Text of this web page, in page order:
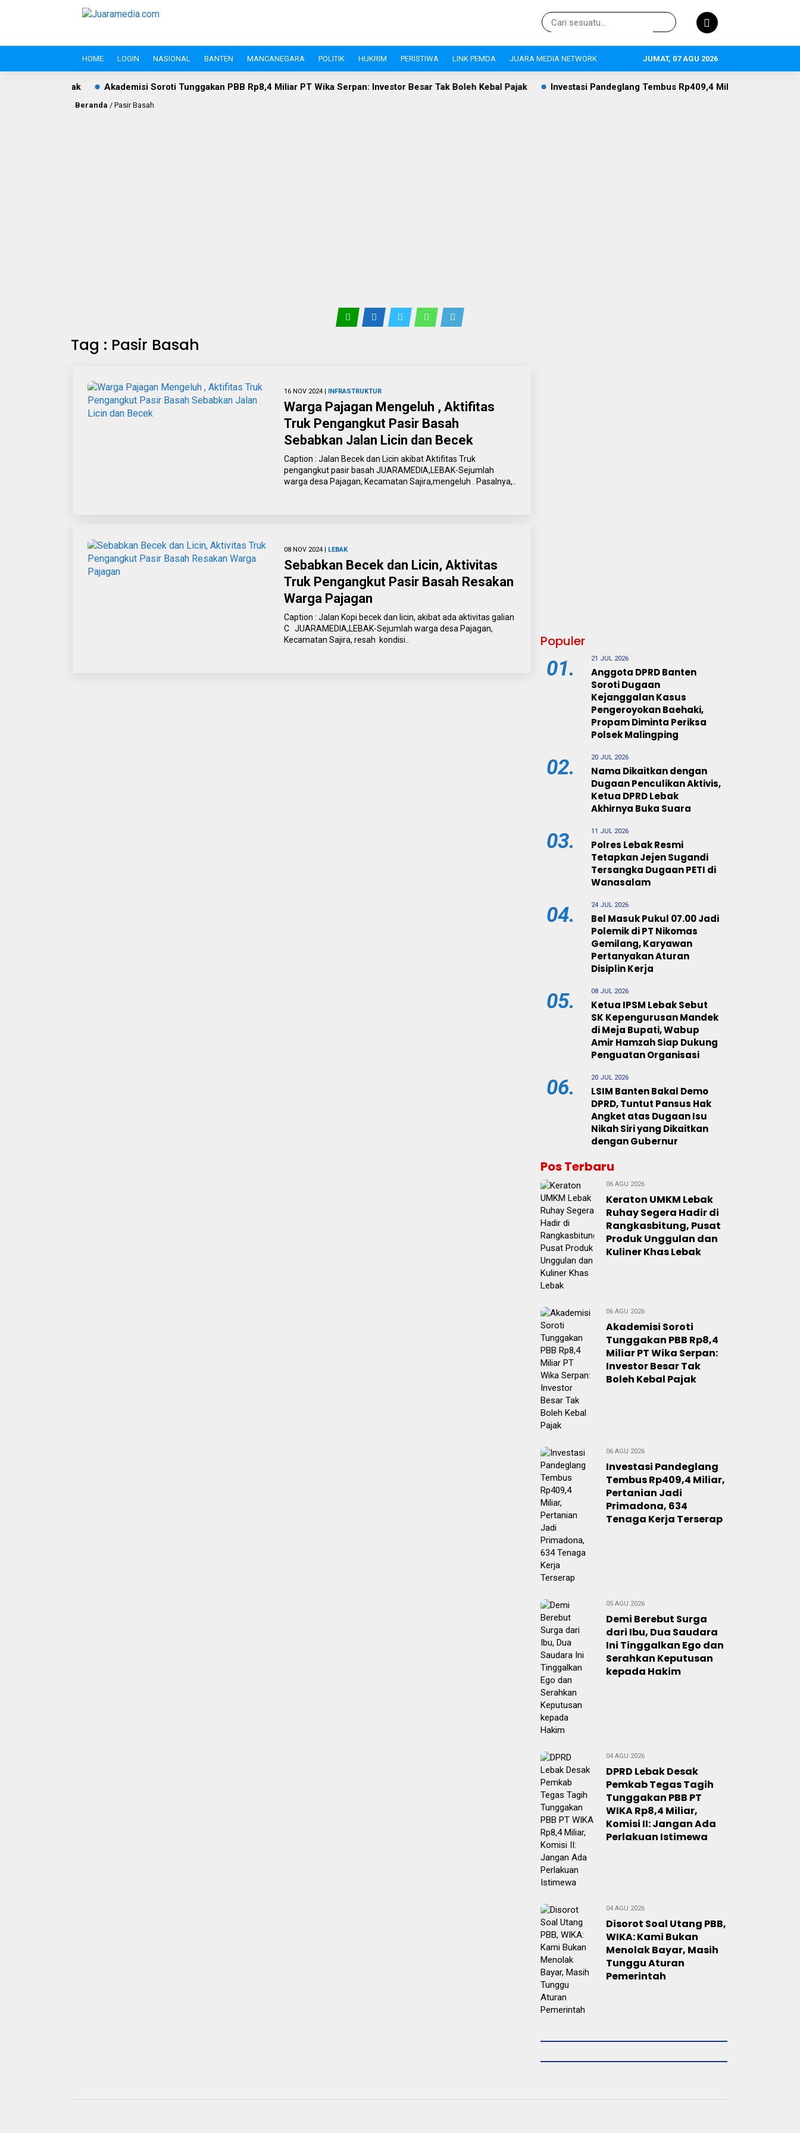
HOME LOGIN NASIONAL BANTEN MANCANEGARA POLITIK HUKRIM PERISTIWA LINK PEMDA JUARA MEDIA NETWORK JUMAT, 07 AGU 2026
Akademisi Soroti Tunggakan PBB Rp8,4 Miliar PT Wika Serpan: Investor Besar Tak Boleh Kebal Pajak Investasi Pandeglang Tembus Rp409,4 Miliar, Pertanian Jadi Primadona, 634
Beranda / Pasir Basah
Tag : Pasir Basah
16 NOV 2024 | INFRASTRUKTUR
Warga Pajagan Mengeluh , Aktifitas
Truk Pengangkut Pasir Basah
Sebabkan Jalan Licin dan Becek
Caption : Jalan Becek dan Licin akibat Aktifitas Truk
pengangkut pasir basah JUARAMEDIA,LEBAK-Sejumlah
warga desa Pajagan, Kecamatan Sajira,mengeluh . Pasalnya,..
08 NOV 2024 | LEBAK
Sebabkan Becek dan Licin, Aktivitas
Truk Pengangkut Pasir Basah Resakan
Warga Pajagan
Caption : Jalan Kopi becek dan licin, akibat ada aktivitas galian
C JUARAMEDIA,LEBAK-Sejumlah warga desa Pajagan,
Kecamatan Sajira, resah kondisi..
Populer
01. 21 JUL 2026
Anggota DPRD Banten
Soroti Dugaan
Kejanggalan Kasus
Pengeroyokan Baehaki,
Propam Diminta Periksa
Polsek Malingping
02. 20 JUL 2026
Nama Dikaitkan dengan
Dugaan Penculikan Aktivis,
Ketua DPRD Lebak
Akhirnya Buka Suara
03. 11 JUL 2026
Polres Lebak Resmi
Tetapkan Jejen Sugandi
Tersangka Dugaan PETI di
Wanasalam
04. 24 JUL 2026
Bel Masuk Pukul 07.00 Jadi
Polemik di PT Nikomas
Gemilang, Karyawan
Pertanyakan Aturan
Disiplin Kerja
05. 08 JUL 2026
Ketua IPSM Lebak Sebut
SK Kepengurusan Mandek
di Meja Bupati, Wabup
Amir Hamzah Siap Dukung
Penguatan Organisasi
06. 20 JUL 2026
LSIM Banten Bakal Demo
DPRD, Tuntut Pansus Hak
Angket atas Dugaan Isu
Nikah Siri yang Dikaitkan
dengan Gubernur
Pos Terbaru
06 AGU 2026
Keraton UMKM Lebak
Ruhay Segera Hadir di
Rangkasbitung, Pusat
Produk Unggulan dan
Kuliner Khas Lebak
06 AGU 2026
Akademisi Soroti
Tunggakan PBB Rp8,4
Miliar PT Wika Serpan:
Investor Besar Tak
Boleh Kebal Pajak
06 AGU 2026
Investasi Pandeglang
Tembus Rp409,4 Miliar,
Pertanian Jadi
Primadona, 634
Tenaga Kerja Terserap
05 AGU 2026
Demi Berebut Surga
dari Ibu, Dua Saudara
Ini Tinggalkan Ego dan
Serahkan Keputusan
kepada Hakim
04 AGU 2026
DPRD Lebak Desak
Pemkab Tegas Tagih
Tunggakan PBB PT
WIKA Rp8,4 Miliar,
Komisi II: Jangan Ada
Perlakuan Istimewa
04 AGU 2026
Disorot Soal Utang PBB,
WIKA: Kami Bukan
Menolak Bayar, Masih
Tunggu Aturan
Pemerintah